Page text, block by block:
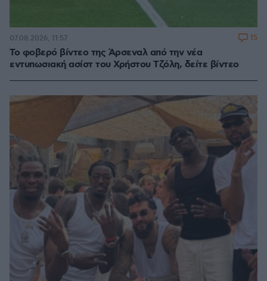
Το φοβερό βίντεο της Άρσεναλ από την νέα
εντυπωσιακή ασίστ του Χρήστου Τζόλη, δείτε βίντεο
07.08.2026, 11:57 15